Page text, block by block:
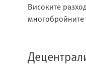
Високите
многобройните